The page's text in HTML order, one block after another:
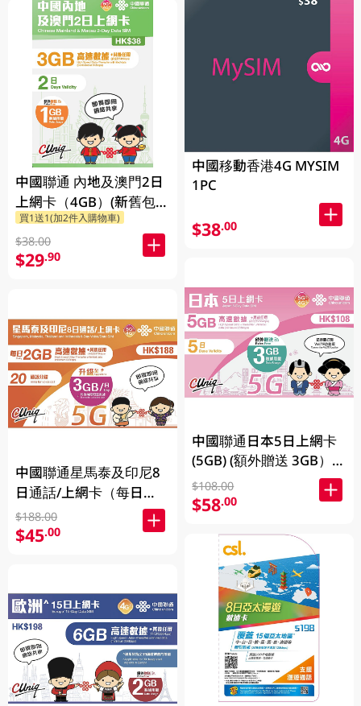
中國聯通 內地及澳門2日
上網卡（4GB）(新舊包裝
隨機發貨)
買1送1(加2件入購物車)
$38.00
$29.90
中國聯通星馬泰及印尼8
日通話/上網卡（每日
3GB）(新舊包裝隨機發
貨)1PC
$188.00
$45.00
中國移動香港4G MYSIM
1PC
$38.00
中國聯通日本5日上網卡
(5GB) (額外贈送 3GB）
(新舊包裝隨機發貨) 1PC
$108.00
$58.00